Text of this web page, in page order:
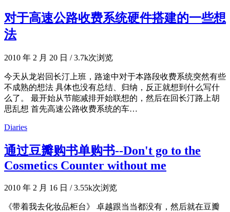
对于高速公路收费系统硬件搭建的一些想
法
2010 年 2 月 20 日 /3.7k次浏览
今天从龙岩回长汀上班，路途中对于本路段收费系统突然有些
不成熟的想法 具体也没有总结、归纳，反正就想到什么写什
么了。 最开始从节能减排开始联想的，然后在回长汀路上胡
思乱想 首先高速公路收费系统的车…
Diaries
通过豆瓣购书单购书--Don't go to the
Cosmetics Counter without me
2010 年 2 月 16 日 /3.55k次浏览
《带着我去化妆品柜台》 卓越跟当当都没有，然后就在豆瓣